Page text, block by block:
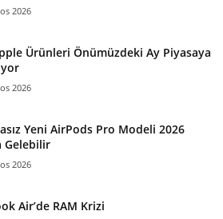
2026
Ürünleri Önümüzdeki Ay Piyasaya
2026
Yeni AirPods Pro Modeli 2026
Gelebilir
2026
Air’de RAM Krizi